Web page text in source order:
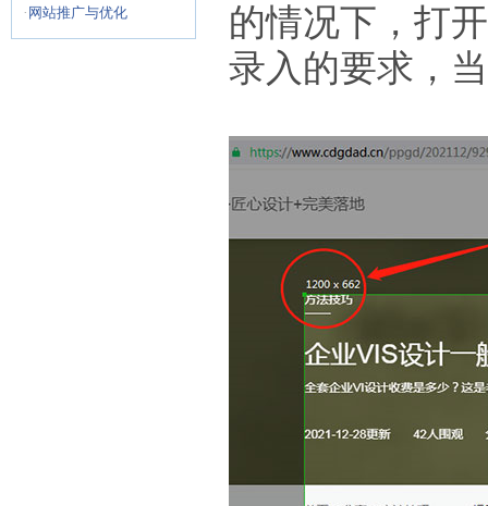
· 网站推广与优化
的情况下，打
录入的要求，